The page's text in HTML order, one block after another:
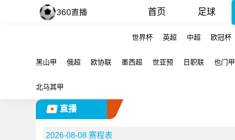
首页 足球
世界杯 英超 中超 欧冠杯
黑山甲 俄超 欧协联 墨西超 世亚预 日职联 也门甲
北马其甲
直播
2026-08-08 赛程表